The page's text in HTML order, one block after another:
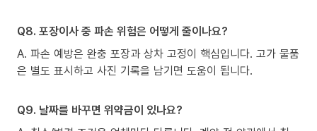
Q8. 포장이사 중 파손 위험은 어떻게 줄이나요?
A. 파손 예방은 완충 포장과 상차 고정이 핵심입니다. 고가 물품
은 별도 표시하고 사진 기록을 남기면 도움이 됩니다.
Q9. 날짜를 바꾸면 위약금이 있나요?